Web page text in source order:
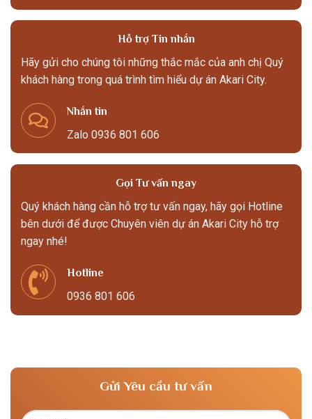
Hỗ trợ Tin nhắn
Hãy gửi cho chúng tôi những thắc mắc của anh chị Quý
khách hàng trong quá trình tìm hiểu dự án Akari City.
Nhắn tin
Zalo 0936 801 606
Gọi Tư vấn ngay
Quý khách hàng cần hỗ trợ tư vấn ngay, hãy gọi Hotline
bên dưới để được Chuyên viên dự án Akari City hỗ trợ
ngay nhé!
Hotline
0936 801 606
Gửi Yêu cầu tư vấn